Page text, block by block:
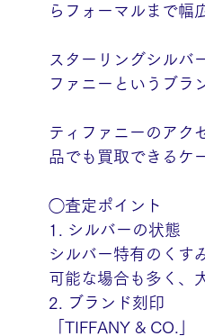
らフォーマルまで幅
スターリングシルバ
ファニーというブラ
ティファニーのアク
品でも買取できるケ
◯査定ポイント
1. シルバーの状態
シルバー特有のくす
可能な場合も多く、
2. ブランド刻印
「TIFFANY & CO.